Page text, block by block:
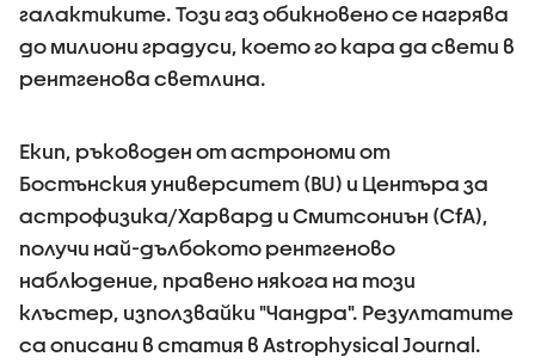
галактиките. Този газ обикновено се нагрява
до милиони градуси, което го кара да свети в
рентгенова светлина.
Екип, ръководен от астрономи от
Бостънския университет (BU) и Центъра за
астрофизика/Харвард и Смитсониън (CfA),
получи най-дълбокото рентгеново
наблюдение, правено някога на този
клъстер, използвайки "Чандра". Резултатите
са описани в статия в Astrophysical Journal.